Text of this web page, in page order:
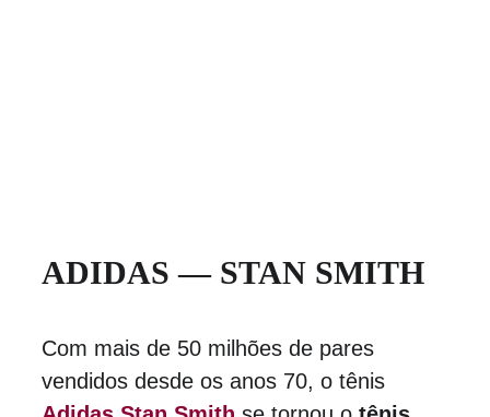
ADIDAS — STAN SMITH
Com mais de 50 milhões de pares
vendidos desde os anos 70, o tênis